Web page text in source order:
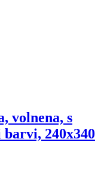
volnena, s
240x340